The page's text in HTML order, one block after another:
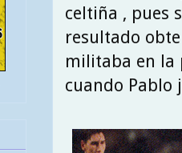
celtiña , pues
resultado
militaba en la
cuando Pablo